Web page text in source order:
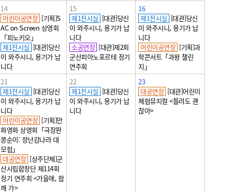
14
어린이공연장 [기획]S
AC on Screen 상영회
「피노키오」
제1전시실 [대관]당신
이 와주시니, 용기가 납
니다
15
제1전시실 [대관]당신
이 와주시니, 용기가 납
니다
소공연장 [대관]제2회
군산피아노포르테 정기
연주회
16
제1전시실 [대관]당신
이 와주시니, 용기가 납
니다
어린이공연장 [기획]과
학콘서트「과왕 챌린
지」
21
제1전시실 [대관]당신
이 와주시니, 용기가 납
니다
어린이공연장 [기획]만
화영화 상영회「극장판
콩순이: 장난감나라 대
모험」
대공연장 [상주단체]군
산시립합창단 제114회
정기 연주회 <가을애, 함
께 가>
22
제1전시실 [대관]당신
이 와주시니, 용기가 납
니다
23
대공연장 [대관]어린이
체험뮤지컬 <틀려도 괜
찮아>